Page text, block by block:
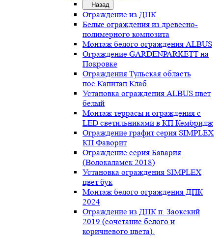
Назад
Ограждение из ДПК
Белые ограждения из древесно-
полимерного композита
Монтаж белого ограждения ALBUS
Ограждение GARDENPARKETT на
Покровке
Ограждения Тульская область
пос.Капитан Клаб
Установка ограждения ALBUS цвет
белый
Монтаж террасы и ограждения с
LED светильниками в КП Кембридж
Ограждение графит серия SIMPLEX
КП Фаворит
Ограждение серия Бавария
(Волокаламск 2018)
Установка ограждения SIMPLEX
цвет бук
Монтаж белого ограждения ДПК
2024
Ограждение из ДПК п. Заокский
2019 (сочетание белого и
коричневого цвета).